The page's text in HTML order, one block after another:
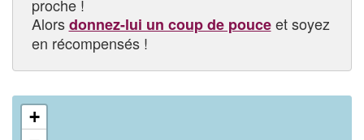
proche !
Alorsdonnez-lui un coup de pouceet soyez
en récompensés !
+